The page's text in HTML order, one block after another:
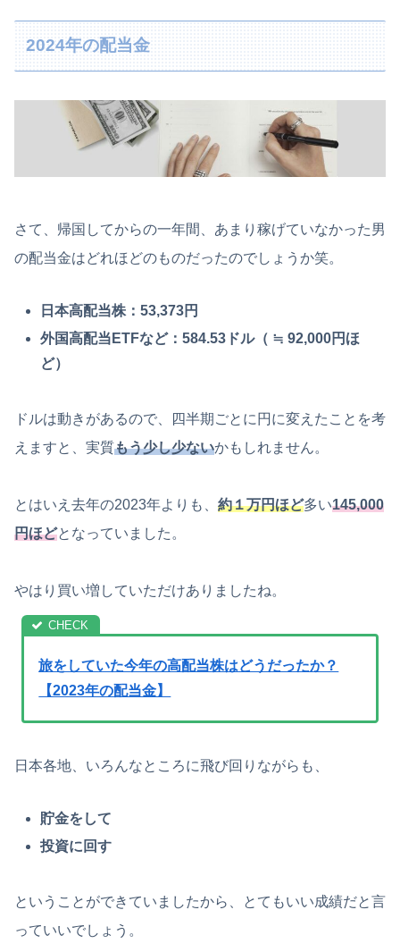
2024年の配当金
さて、帰国してからの一年間、あまり稼げていなかった男
の配当金はどれほどのものだったのでしょうか笑。
日本高配当株：53,373円
外国高配当ETFなど：584.53ドル（ ≒ 92,000円ほ
ど）
ドルは動きがあるので、四半期ごとに円に変えたことを考
えますと、実質もう少し少ないかもしれません。
とはいえ去年の2023年よりも、 約１万円ほど多い145,000
円ほどとなっていました。
やはり買い増していただけありましたね。
旅をしていた今年の高配当株はどうだったか？
【2023年の配当金】
日本各地、いろんなところに飛び回りながらも、
貯金をして
投資に回す
ということができていましたから、とてもいい成績だと言
っていいでしょう。